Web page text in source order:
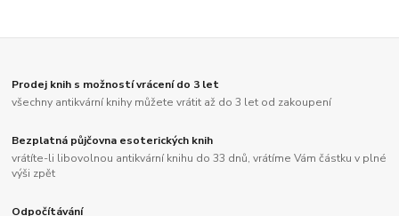
Prodej knih s možností vrácení do 3 let
všechny antikvární knihy můžete vrátit až do 3 let od zakoupení
Bezplatná půjčovna esoterických knih
vrátíte-li libovolnou antikvární knihu do 33 dnů, vrátíme Vám částku v plné
výši zpět
Odpočítávání